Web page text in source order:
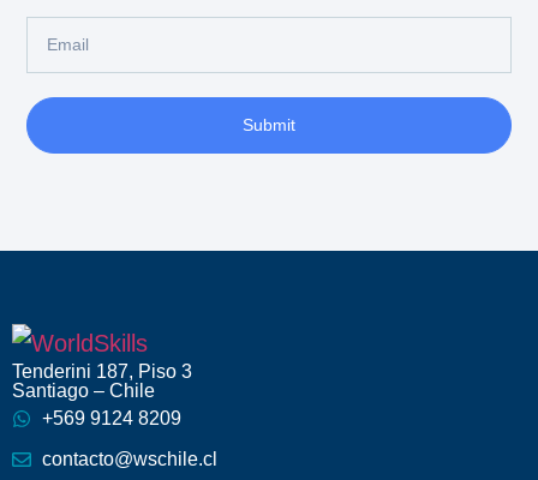
Submit
Tenderini 187, Piso 3
Santiago – Chile
+569 9124 8209
contacto@wschile.cl